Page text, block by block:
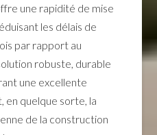
une rapidité de mise
les délais de
par rapport au
robuste, durable
une excellente
en quelque sorte, la
de la construction